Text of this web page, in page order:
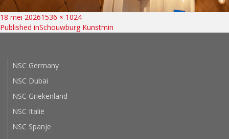
Posted
on
18 mei 2026Full
size
1536 × 1024
Bericht
navigatie
Published inSchouwburg Kunstmin
NSC Germany
NSC Dubai
NSC Griekenland
NSC Italië
NSC Spanje